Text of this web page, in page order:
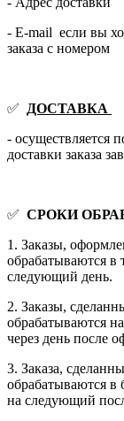
- E-mail если вы
заказа с номером
✅
ДОСТАВКА
- осуществляется
доставки заказа
✅ СРОКИ
1. Заказы,
обрабатываются в
следующий день.
2. Заказы,
обрабатываются
через день после
3. Заказа,
обрабатываются в
на следующий